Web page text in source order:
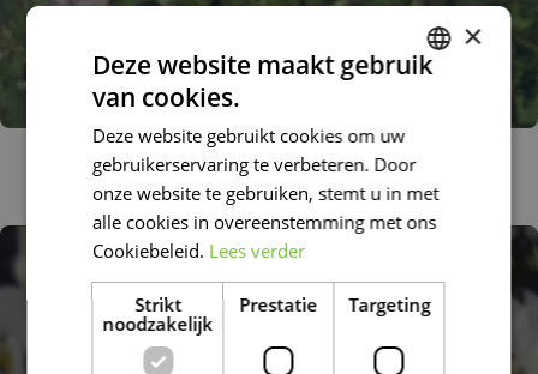
Viola 'Lilacina'
×
Deze website maakt gebruik
van cookies.
Deze website gebruikt cookies om uw
gebruikerservaring te verbeteren. Door
onze website te gebruiken, stemt u in met
alle cookies in overeenstemming met ons
Cookiebeleid. Lees verder
Strikt
noodzakelijk
Prestatie Targeting